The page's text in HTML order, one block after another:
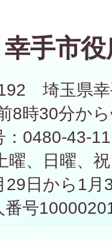
幸手市役
埼玉県幸
8時30分か
：0480-43-
曜、日曜、
29日から1
番号